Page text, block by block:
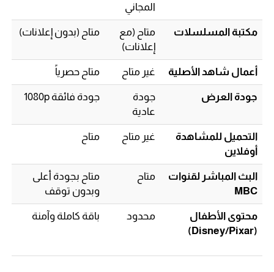
المجاني
مكتبة المسلسلات
متاح (مع
إعلانات)
متاح (بدون إعلانات)
أعمال شاهد الأصلية غير متاح متاح حصرياً
جودة العرض
جودة
عادية
جودة فائقة 1080p
التحميل للمشاهدة
أوفلاين
غير متاح متاح
البث المباشر لقنوات
MBC
متاح
متاح بجودة أعلى
وبدون توقف
محتوى الأطفال
(Disney/Pixar)
محدود باقة كاملة وآمنة